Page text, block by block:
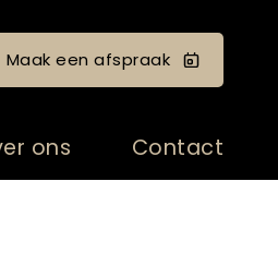
Maak een afspraak
ons Contact